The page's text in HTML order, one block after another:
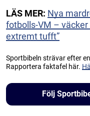
LÄS MER: Nya
fotbolls-VM – väcker
extremt tufft”
Sportbibeln strävar efter
Rapportera faktafel här.
Följ